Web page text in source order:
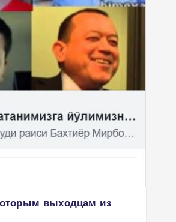
выходцам из